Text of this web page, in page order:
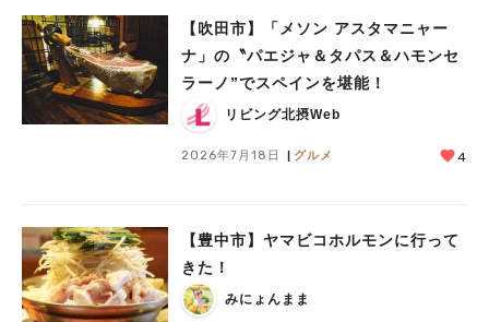
【吹田市】「メソン アスタマニャー
ナ」の〝パエジャ＆タパス＆ハモンセ
ラーノ”でスペインを堪能！
リビング北摂Web
2026年7月18日 グルメ 4
【豊中市】ヤマビコホルモンに行って
きた！
みにょんまま